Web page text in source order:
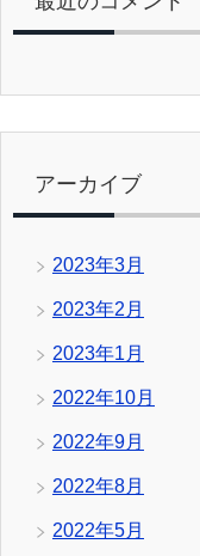
アーカイブ
2023年3月
2023年2月
2023年1月
2022年10月
2022年9月
2022年8月
2022年5月